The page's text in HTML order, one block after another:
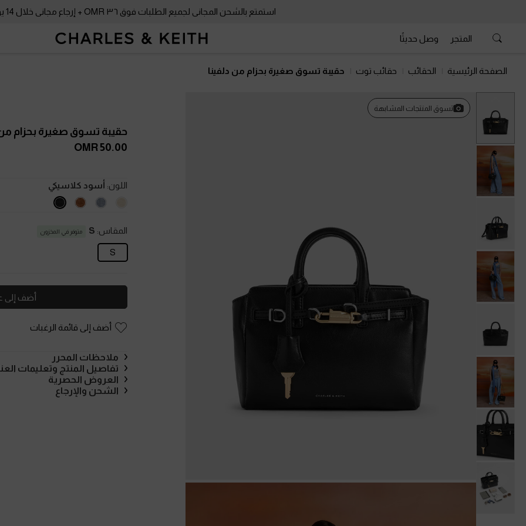
استمتع بالشحن المجاني لجميع الطلبات فوق ٣٦ OMR + إرجاع مجاني خلال 14 يومًا!
المتجر وصل حديثًا
الصفحة الرئيسية الحقائب حقائب توت حقيبة تسوق صغيرة بحزام من دلفينا
تسوق المنتجات المشابهة
حقيبة تسوق صغيرة بحزام من
50.00 OMR
اللون: أسود كلاسيكي
المقاس: S متوفر في المخزون
S
أضف إلى
أضف إلى قائمة الرغبات
ملاحظات المحرر
تفاصيل المنتج وتعليمات
العروض الحصرية
الشحن والإرجاع